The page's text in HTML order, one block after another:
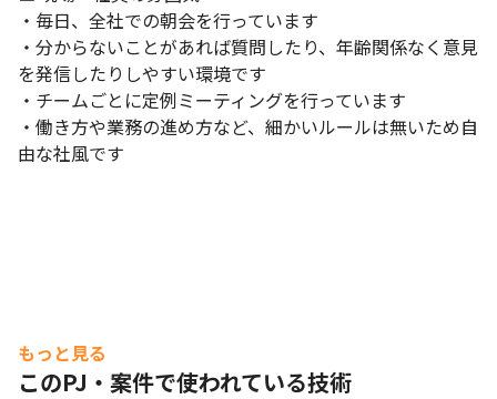
・毎日、全社での朝会を行っています
・分からないことがあれば質問したり、年齢関係なく意見
を発信したりしやすい環境です
・チームごとに定例ミーティングを行っています
・働き方や業務の進め方など、細かいルールは無いため自
由な社風です
もっと見る
このPJ・案件で使われている技術